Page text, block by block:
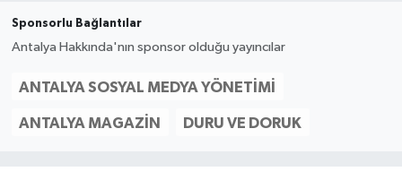
Sponsorlu Bağlantılar
Antalya Hakkında'nın sponsor olduğu yayıncılar
ANTALYA SOSYAL MEDYA YÖNETIMI
ANTALYA MAGAZIN DURU VE DORUK